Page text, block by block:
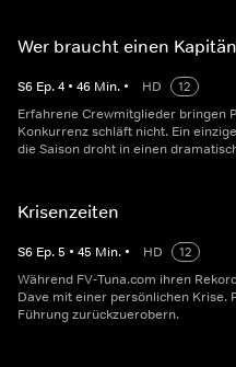
Wer braucht einen
S6 Ep.4 • 46 Min. • HD
12
Erfahrene Crewmitglieder bringen
Konkurrenz schläft nicht. Ein
die Saison droht in einen
Krisenzeiten
S6 Ep.5 • 45 Min. • HD
12
Während FV-Tuna.com ihren
Dave mit einer persönlichen Krise.
Führung zurückzuerobern.